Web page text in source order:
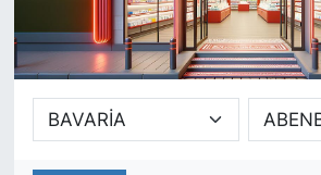
SİYASET
SAĞLIK